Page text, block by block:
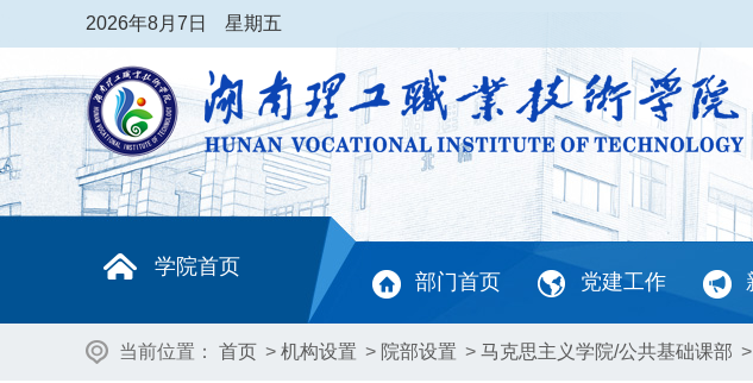
2026年8月7日 星期五
学院首页
部门首页 党建工作
当前位置： 首页 > 机构设置 > 院部设置 > 马克思主义学院/公共基础课部 >